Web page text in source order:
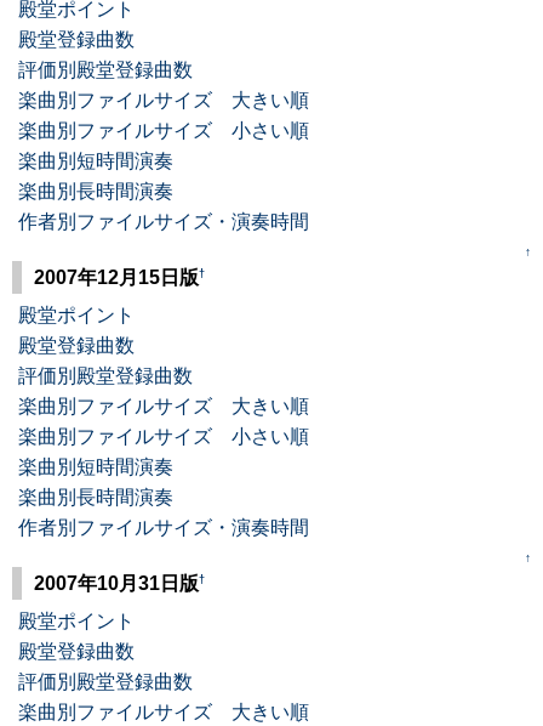
殿堂ポイント
殿堂登録曲数
評価別殿堂登録曲数
楽曲別ファイルサイズ 大きい順
楽曲別ファイルサイズ 小さい順
楽曲別短時間演奏
楽曲別長時間演奏
作者別ファイルサイズ・演奏時間
↑
2007年12月15日版†
殿堂ポイント
殿堂登録曲数
評価別殿堂登録曲数
楽曲別ファイルサイズ 大きい順
楽曲別ファイルサイズ 小さい順
楽曲別短時間演奏
楽曲別長時間演奏
作者別ファイルサイズ・演奏時間
↑
2007年10月31日版†
殿堂ポイント
殿堂登録曲数
評価別殿堂登録曲数
楽曲別ファイルサイズ 大きい順